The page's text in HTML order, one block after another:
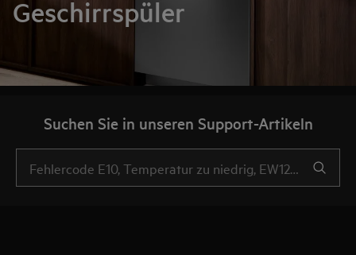
Geschirrspüler
Suchen Sie in unseren Support-Artikeln